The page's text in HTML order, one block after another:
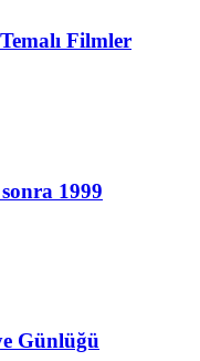
Filmler
1999
Günlüğü